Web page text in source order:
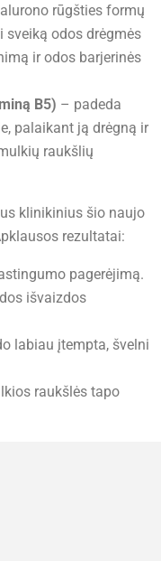
rūgšties formų
sveiką odos drėgmės
ir odos barjerinės
B5) – padeda
palaikant ją drėgną ir
raukšlių
klinikinius šio naujo
rezultatai:
pagerėjimą.
išvaizdos
labiau įtempta, švelni
raukšlės tapo